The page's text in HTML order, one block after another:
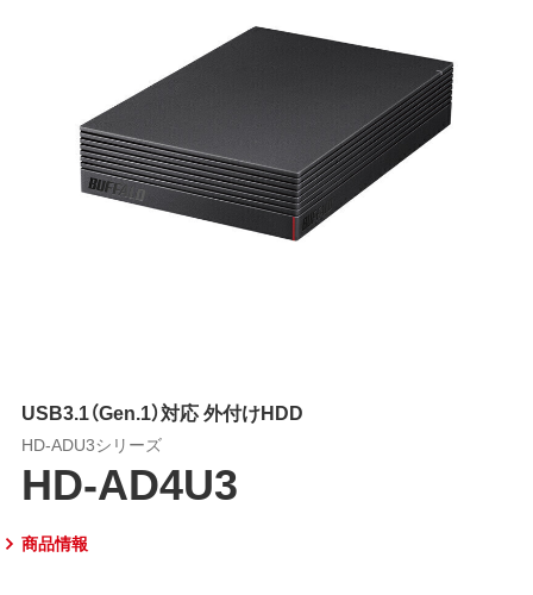
USB3.1（Gen.1）対応 外付けHDD
HD-ADU3シリーズ
HD-AD4U3
商品情報